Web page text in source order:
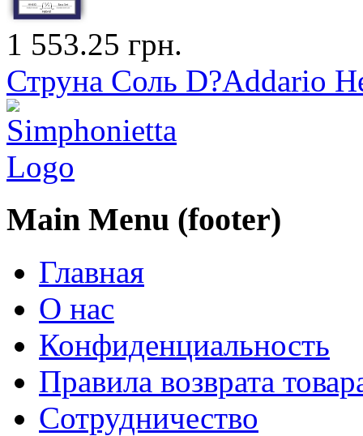
1 553.25 грн.
Струна Соль D?Addario
Main Menu (footer)
Главная
О нас
Конфиденциальность
Правила возврата
Сотрудничество